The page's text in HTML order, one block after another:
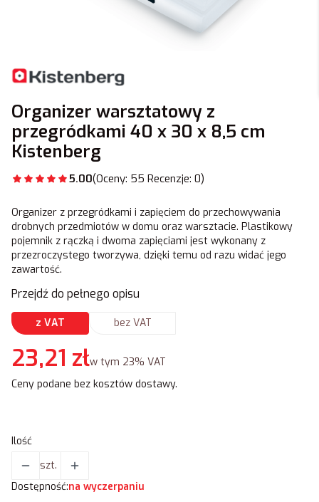
Organizer warsztatowy z
przegródkami 40 x 30 x 8,5 cm
Kistenberg
5.00(Oceny: 55 Recenzje: 0)
Organizer z przegródkami i zapięciem do przechowywania
drobnych przedmiotów w domu oraz warsztacie. Plastikowy
pojemnik z rączką i dwoma zapięciami jest wykonany z
przezroczystego tworzywa, dzięki temu od razu widać jego
zawartość.
Przejdź do pełnego opisu
z VAT bez VAT
Cena
23,21 złw tym 23% VAT
w tym 23% VAT
Ceny podane bez kosztów dostawy.
Ilość
szt.
Dostępność:na wyczerpaniu